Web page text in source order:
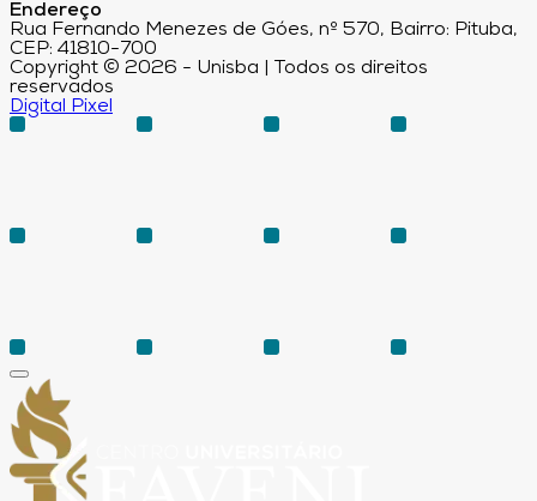
Endereço
Rua Fernando Menezes de Góes, nº 570, Bairro: Pituba,
CEP: 41810-700
Copyright © 2026 - Unisba | Todos os direitos
reservados
Digital Pixel